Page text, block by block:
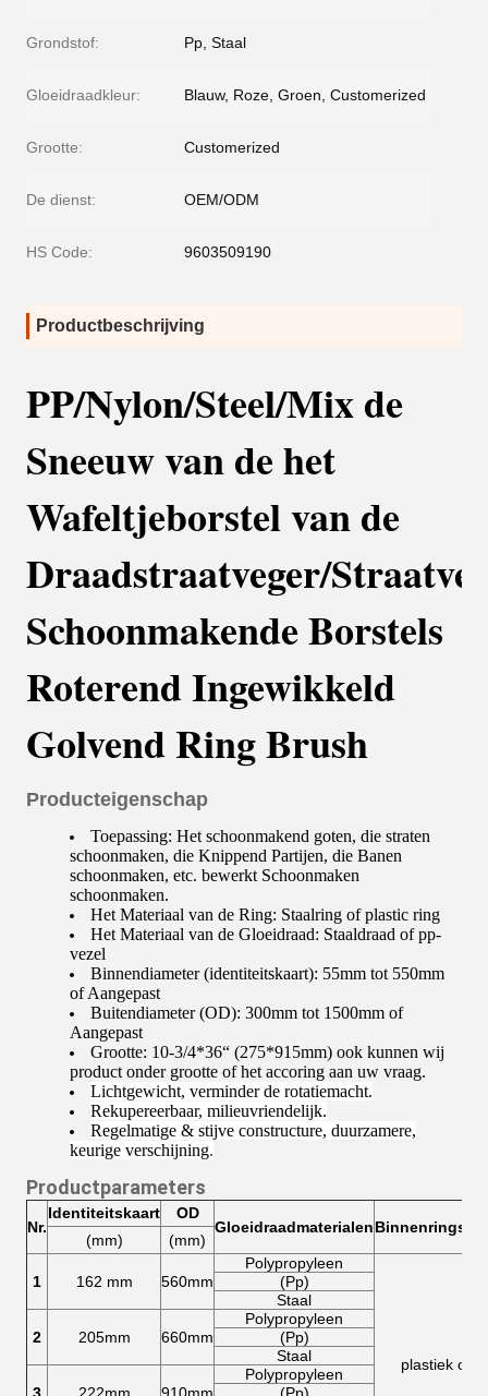
Grondstof: Pp, Staal
Gloeidraadkleur: Blauw, Roze, Groen, Customerized
Grootte: Customerized
De dienst: OEM/ODM
HS Code: 9603509190
Productbeschrijving
PP/Nylon/Steel/Mix de
Sneeuw van de het
Wafeltjeborstel van de
Draadstraatveger/
Schoonmakende Borstels
Roterend Ingewikkeld
Golvend Ring Brush
Producteigenschap
Toepassing: Het schoonmakend goten, die straten
schoonmaken, die Knippend Partijen, die Banen
schoonmaken, etc. bewerkt Schoonmaken
schoonmaken.
Het Materiaal van de Ring: Staalring of plastic ring
Het Materiaal van de Gloeidraad: Staaldraad of pp-
vezel
Binnendiameter (identiteitskaart): 55mm tot 550mm
of Aangepast
Buitendiameter (OD): 300mm tot 1500mm of
Aangepast
Grootte: 10-3/4*36“ (275*915mm) ook kunnen wij
product onder grootte of het accoring aan uw vraag.
Lichtgewicht, verminder de rotatiemacht.
Rekupereerbaar, milieuvriendelijk.
Regelmatige & stijve constructure, duurzamere,
keurige verschijning.
Productparameters
Nr.
Identiteitskaart
OD
Gloeidraadmaterialen
(mm) (mm)
1 162 mm 560mm
Polypropyleen
plastiek of
(Pp)
Staal
2 205mm 660mm
Polypropyleen
(Pp)
Staal
Polypropyleen